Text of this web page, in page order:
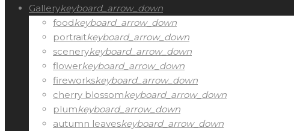
Gallerykeyboard_arrow_down
foodkeyboard_arrow_down
portraitkeyboard_arrow_down
scenerykeyboard_arrow_down
flowerkeyboard_arrow_down
fireworkskeyboard_arrow_down
cherry blossomkeyboard_arrow_down
plumkeyboard_arrow_down
autumn leaveskeyboard_arrow_down